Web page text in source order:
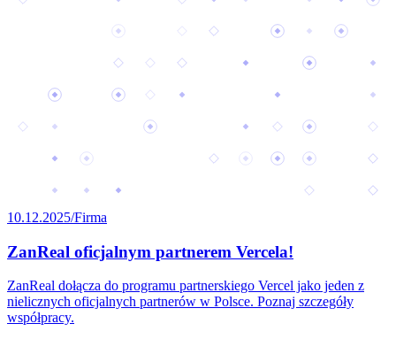
10.12.2025/Firma
ZanReal oficjalnym partnerem Vercela!
ZanReal dołącza do programu partnerskiego Vercel jako jeden z
nielicznych oficjalnych partnerów w Polsce. Poznaj szczegóły
współpracy.